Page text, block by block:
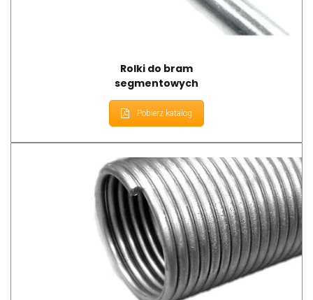
Rolki do bram
segmentowych
Pobierz katalog